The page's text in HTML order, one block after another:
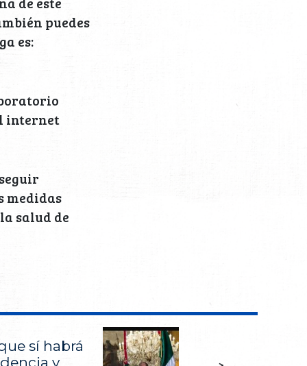
puedes
es:
internet
medidas
salud de
sí habrá
y